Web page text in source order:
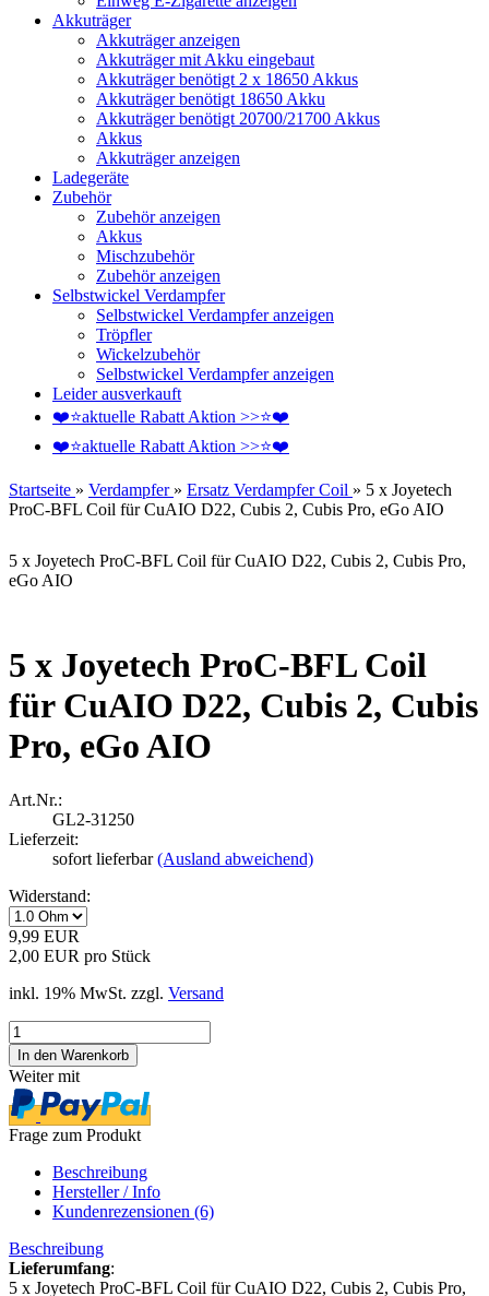
Akkuträger
Akkuträger anzeigen
Akkuträger mit Akku eingebaut
Akkuträger benötigt 2 x 18650 Akkus
Akkuträger benötigt 18650 Akku
Akkuträger benötigt 20700/21700 Akkus
Akkus
Akkuträger anzeigen
Ladegeräte
Zubehör
Zubehör anzeigen
Akkus
Mischzubehör
Zubehör anzeigen
Selbstwickel Verdampfer
Selbstwickel Verdampfer anzeigen
Tröpfler
Wickelzubehör
Selbstwickel Verdampfer anzeigen
Leider ausverkauft
❤️️⭐aktuelle Rabatt Aktion >>⭐❤️️
❤️️⭐aktuelle Rabatt Aktion >>⭐❤️️
Startseite » Verdampfer » Ersatz Verdampfer Coil » 5 x Joyetech
ProC-BFL Coil für CuAIO D22, Cubis 2, Cubis Pro, eGo AIO
5 x Joyetech ProC-BFL Coil für CuAIO D22, Cubis 2, Cubis Pro,
eGo AIO
5 x Joyetech ProC-BFL Coil
für CuAIO D22, Cubis 2, Cubis
Pro, eGo AIO
Art.Nr.:
GL2-31250
Lieferzeit:
sofort lieferbar(Ausland abweichend)
Widerstand:
9,99 EUR
2,00 EUR pro Stück
inkl. 19% MwSt. zzgl. Versand
Weiter mit
Frage zum Produkt
Beschreibung
Hersteller / Info
Kundenrezensionen (6)
Beschreibung
Lieferumfang:
5 x Joyetech ProC-BFL Coil für CuAIO D22, Cubis 2, Cubis Pro,